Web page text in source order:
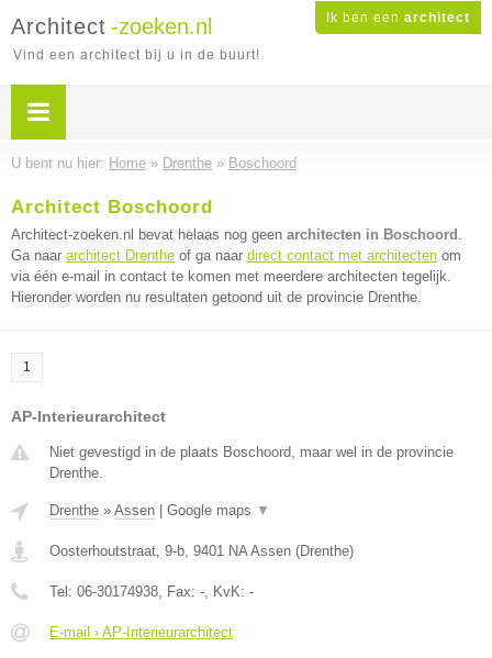
Ik ben een architect
Architect -zoeken.nl
Vind een architect bij u in de buurt!
U bent nu hier: Home » Drenthe » Boschoord
Architect Boschoord
Architect-zoeken.nl bevat helaas nog geen architecten in Boschoord .
Ga naar architect Drenthe of ga naar direct contact met architecten om
via één e-mail in contact te komen met meerdere architecten tegelijk.
Hieronder worden nu resultaten getoond uit de provincie Drenthe.
1
AP-Interieurarchitect
Niet gevestigd in de plaats Boschoord, maar wel in de provincie
Drenthe.
Drenthe » Assen Google maps ▼
Oosterhoutstraat, 9-b, 9401 NA Assen (Drenthe)
Tel: 06-30174938, Fax: -, KvK: -
E-mail › AP-Interieurarchitect